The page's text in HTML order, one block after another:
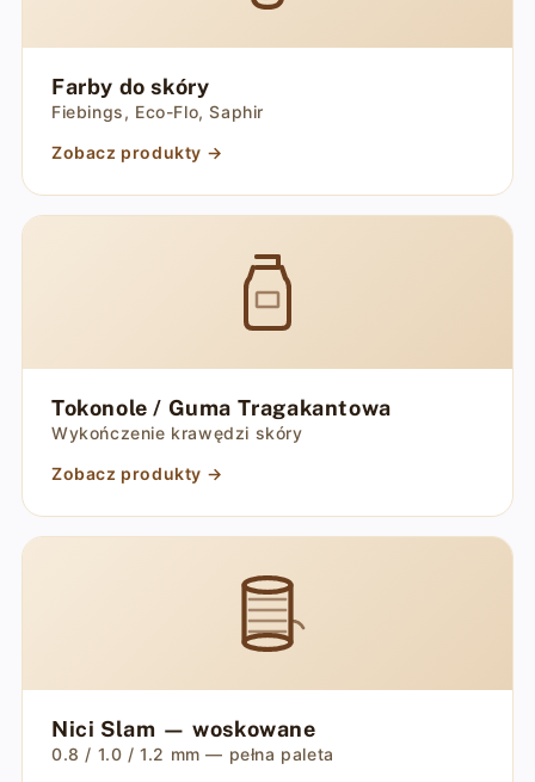
Farby do skóry
Fiebings, Eco-Flo, Saphir
Zobacz produkty →
Tokonole / Guma Tragakantowa
Wykończenie krawędzi skóry
Zobacz produkty →
Nici Slam — woskowane
0.8 / 1.0 / 1.2 mm — pełna paleta